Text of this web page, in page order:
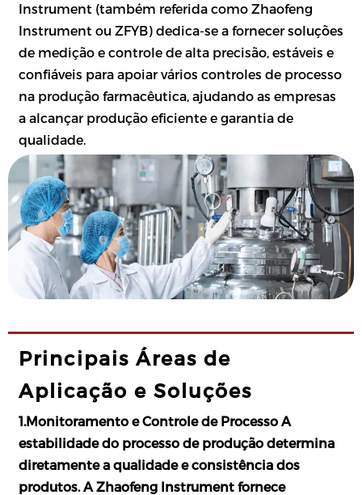
Instrument (também referida como Zhaofeng
Instrument ou ZFYB) dedica-se a fornecer soluções
de medição e controle de alta precisão, estáveis e
confiáveis para apoiar vários controles de processo
na produção farmacêutica, ajudando as empresas
a alcançar produção eficiente e garantia de
qualidade.
Principais Áreas de
Aplicação e Soluções
1.Monitoramento e Controle de Processo A
estabilidade do processo de produção determina
diretamente a qualidade e consistência dos
produtos. A Zhaofeng Instrument fornece